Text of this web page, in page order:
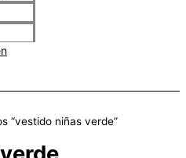
“vestido niñas verde”